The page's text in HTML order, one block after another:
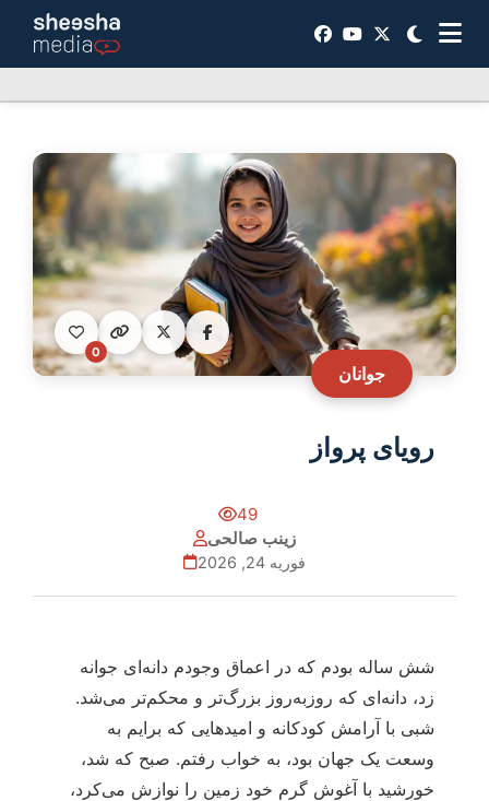
جوانان
0
رویای پرواز
49
زینب صالحی
فوریه 24, 2026
شش ساله بودم که در اعماق وجودم دانه‌ای جوانه
زد، دانه‌ای که روزبه‌روز بزرگ‌تر و محکم‌تر می‌شد.
شبی با آرامش کودکانه و امیدهایی که برایم به
وسعت یک جهان بود، به خواب رفتم. صبح که شد،
خورشید با آغوش گرم خود زمین را نوازش می‌کرد،